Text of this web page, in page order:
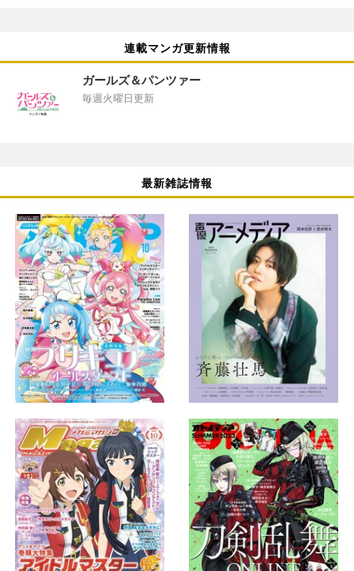
連載マンガ更新情報
ガールズ＆パンツァー
毎週火曜日更新
最新雑誌情報